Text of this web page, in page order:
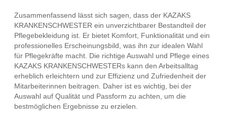
Zusammenfassend lässt sich sagen, dass der KAZAKS
KRANKENSCHWESTER ein unverzichtbarer Bestandteil der
Pflegebekleidung ist. Er bietet Komfort, Funktionalität und ein
professionelles Erscheinungsbild, was ihn zur idealen Wahl
für Pflegekräfte macht. Die richtige Auswahl und Pflege eines
KAZAKS KRANKENSCHWESTERs kann den Arbeitsalltag
erheblich erleichtern und zur Effizienz und Zufriedenheit der
Mitarbeiterinnen beitragen. Daher ist es wichtig, bei der
Auswahl auf Qualität und Passform zu achten, um die
bestmöglichen Ergebnisse zu erzielen.